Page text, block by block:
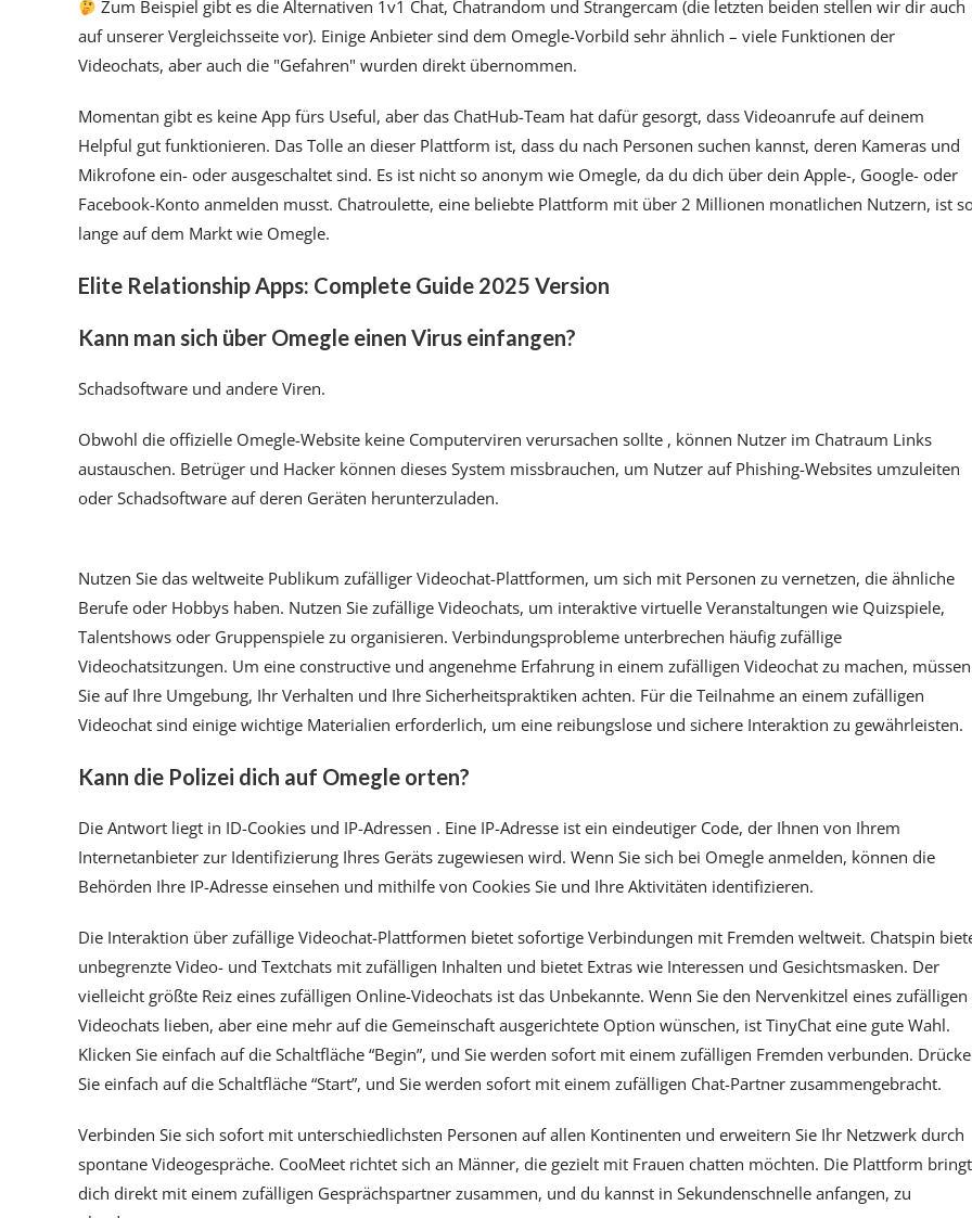
Zum Beispiel gibt es die Alternativen 1v1 Chat, Chatrandom und Strangercam (die letzten beiden stellen wir dir auch
auf unserer Vergleichsseite vor). Einige Anbieter sind dem Omegle-Vorbild sehr ähnlich – viele Funktionen der
Videochats, aber auch die "Gefahren" wurden direkt übernommen.
Momentan gibt es keine App fürs Useful, aber das ChatHub-Team hat dafür gesorgt, dass Videoanrufe auf deinem
Helpful gut funktionieren. Das Tolle an dieser Plattform ist, dass du nach Personen suchen kannst, deren Kameras und
Mikrofone ein- oder ausgeschaltet sind. Es ist nicht so anonym wie Omegle, da du dich über dein Apple-, Google- oder
Facebook-Konto anmelden musst. Chatroulette, eine beliebte Plattform mit über 2 Millionen monatlichen Nutzern, ist
lange auf dem Markt wie Omegle.
Elite Relationship Apps: Complete Guide 2025 Version
Kann man sich über Omegle einen Virus einfangen?
Schadsoftware und andere Viren.
Obwohl die offizielle Omegle-Website keine Computerviren verursachen sollte , können Nutzer im Chatraum Links
austauschen. Betrüger und Hacker können dieses System missbrauchen, um Nutzer auf Phishing-Websites umzuleiten
oder Schadsoftware auf deren Geräten herunterzuladen.
Nutzen Sie das weltweite Publikum zufälliger Videochat-Plattformen, um sich mit Personen zu vernetzen, die ähnliche
Berufe oder Hobbys haben. Nutzen Sie zufällige Videochats, um interaktive virtuelle Veranstaltungen wie Quizspiele,
Talentshows oder Gruppenspiele zu organisieren. Verbindungsprobleme unterbrechen häufig zufällige
Videochatsitzungen. Um eine constructive und angenehme Erfahrung in einem zufälligen Videochat zu machen, müssen
Sie auf Ihre Umgebung, Ihr Verhalten und Ihre Sicherheitspraktiken achten. Für die Teilnahme an einem zufälligen
Videochat sind einige wichtige Materialien erforderlich, um eine reibungslose und sichere Interaktion zu gewährleisten.
Kann die Polizei dich auf Omegle orten?
Die Antwort liegt in ID-Cookies und IP-Adressen . Eine IP-Adresse ist ein eindeutiger Code, der Ihnen von Ihrem
Internetanbieter zur Identifizierung Ihres Geräts zugewiesen wird. Wenn Sie sich bei Omegle anmelden, können die
Behörden Ihre IP-Adresse einsehen und mithilfe von Cookies Sie und Ihre Aktivitäten identifizieren.
Die Interaktion über zufällige Videochat-Plattformen bietet sofortige Verbindungen mit Fremden weltweit. Chatspin
unbegrenzte Video- und Textchats mit zufälligen Inhalten und bietet Extras wie Interessen und Gesichtsmasken. Der
vielleicht größte Reiz eines zufälligen Online-Videochats ist das Unbekannte. Wenn Sie den Nervenkitzel eines zufälligen
Videochats lieben, aber eine mehr auf die Gemeinschaft ausgerichtete Option wünschen, ist TinyChat eine gute Wahl.
Klicken Sie einfach auf die Schaltfläche “Begin”, und Sie werden sofort mit einem zufälligen Fremden verbunden.
Sie einfach auf die Schaltfläche “Start”, und Sie werden sofort mit einem zufälligen Chat-Partner zusammengebracht.
Verbinden Sie sich sofort mit unterschiedlichsten Personen auf allen Kontinenten und erweitern Sie Ihr Netzwerk durch
spontane Videogespräche. CooMeet richtet sich an Männer, die gezielt mit Frauen chatten möchten. Die Plattform bringt
dich direkt mit einem zufälligen Gesprächspartner zusammen, und du kannst in Sekundenschnelle anfangen, zu